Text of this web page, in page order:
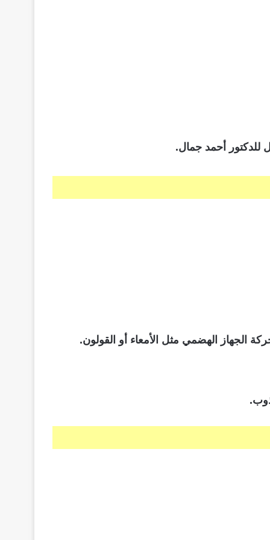
للدكتور أحمد جمال.
الجهاز الهضمي مثل الأمعاء أو القولون.